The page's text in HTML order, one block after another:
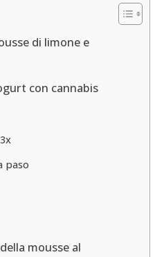
di limone e
con cannabis
paso
mousse al